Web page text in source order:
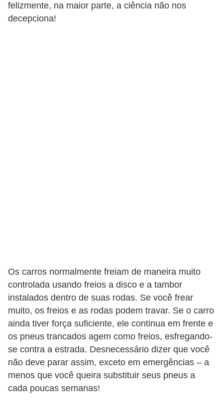
felizmente, na maior parte, a ciência não nos
decepciona!
Os carros normalmente freiam de maneira muito
controlada usando freios a disco e a tambor
instalados dentro de suas rodas. Se você frear
muito, os freios e as rodas podem travar. Se o carro
ainda tiver força suficiente, ele continua em frente e
os pneus trancados agem como freios, esfregando-
se contra a estrada. Desnecessário dizer que você
não deve parar assim, exceto em emergências – a
menos que você queira substituir seus pneus a
cada poucas semanas!
a
t
o
r
t
i
v
o
C
a